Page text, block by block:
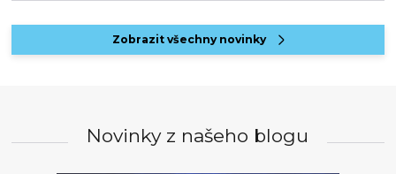
Zobrazit všechny novinky
Novinky z našeho blogu